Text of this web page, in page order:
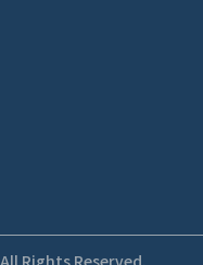
All Rights Reserved.